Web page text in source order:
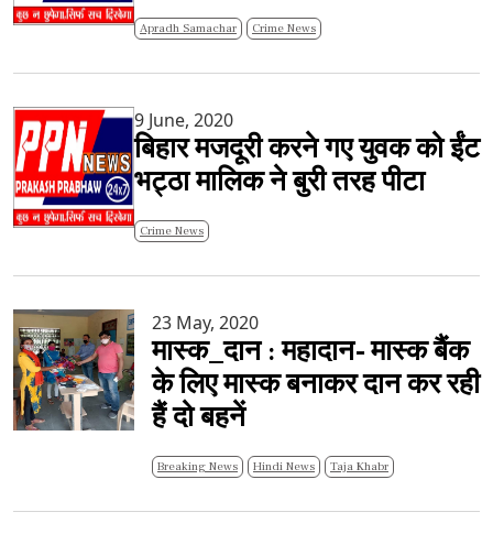
Apradh Samachar Crime News
9 June, 2020
बिहार मजदूरी करने गए युवक को ईंट
भट्ठा मालिक ने बुरी तरह पीटा
Crime News
23 May, 2020
मास्क_दान : महादान- मास्क बैंक
के लिए मास्क बनाकर दान कर रही
हैं दो बहनें
Breaking News Hindi News Taja Khabr